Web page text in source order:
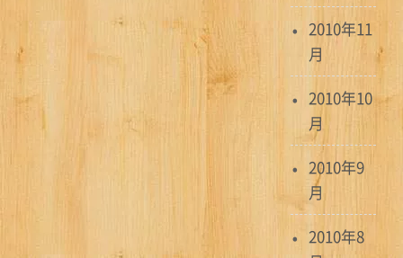
2010年11
月
2010年10
月
2010年9
月
2010年8